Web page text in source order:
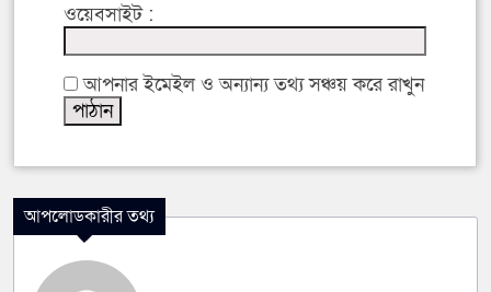
ওয়েবসাইট :
আপনার ইমেইল ও অন্যান্য তথ্য সঞ্চয় করে রাখুন
আপলোডকারীর তথ্য